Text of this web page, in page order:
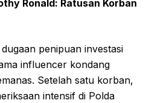
Ronald: Ratusan Korban
penipuan investasi
influencer kondang
Setelah satu korban,
intensif di Polda